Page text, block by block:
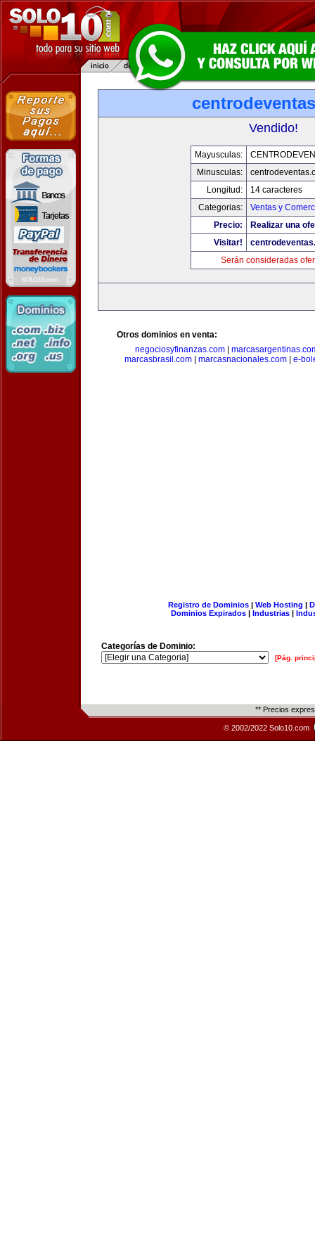
Vendido!
Mayusculas:
Minusculas:
Longitud:
14 caracteres
Categorias:
Ventas y
Precio:
Realizar una
Visitar!
Serán consideradas
Otros dominios en venta:
negociosyfinanzas.com
marcasbrasil.com| marcasnacionales.com| e-
Registro de Dominios| Web Hosting |
Dominios Expirados | Industrias |
Categorías de Dominio:
[Pág.
** Precios
© 2002/2022 Solo10.com